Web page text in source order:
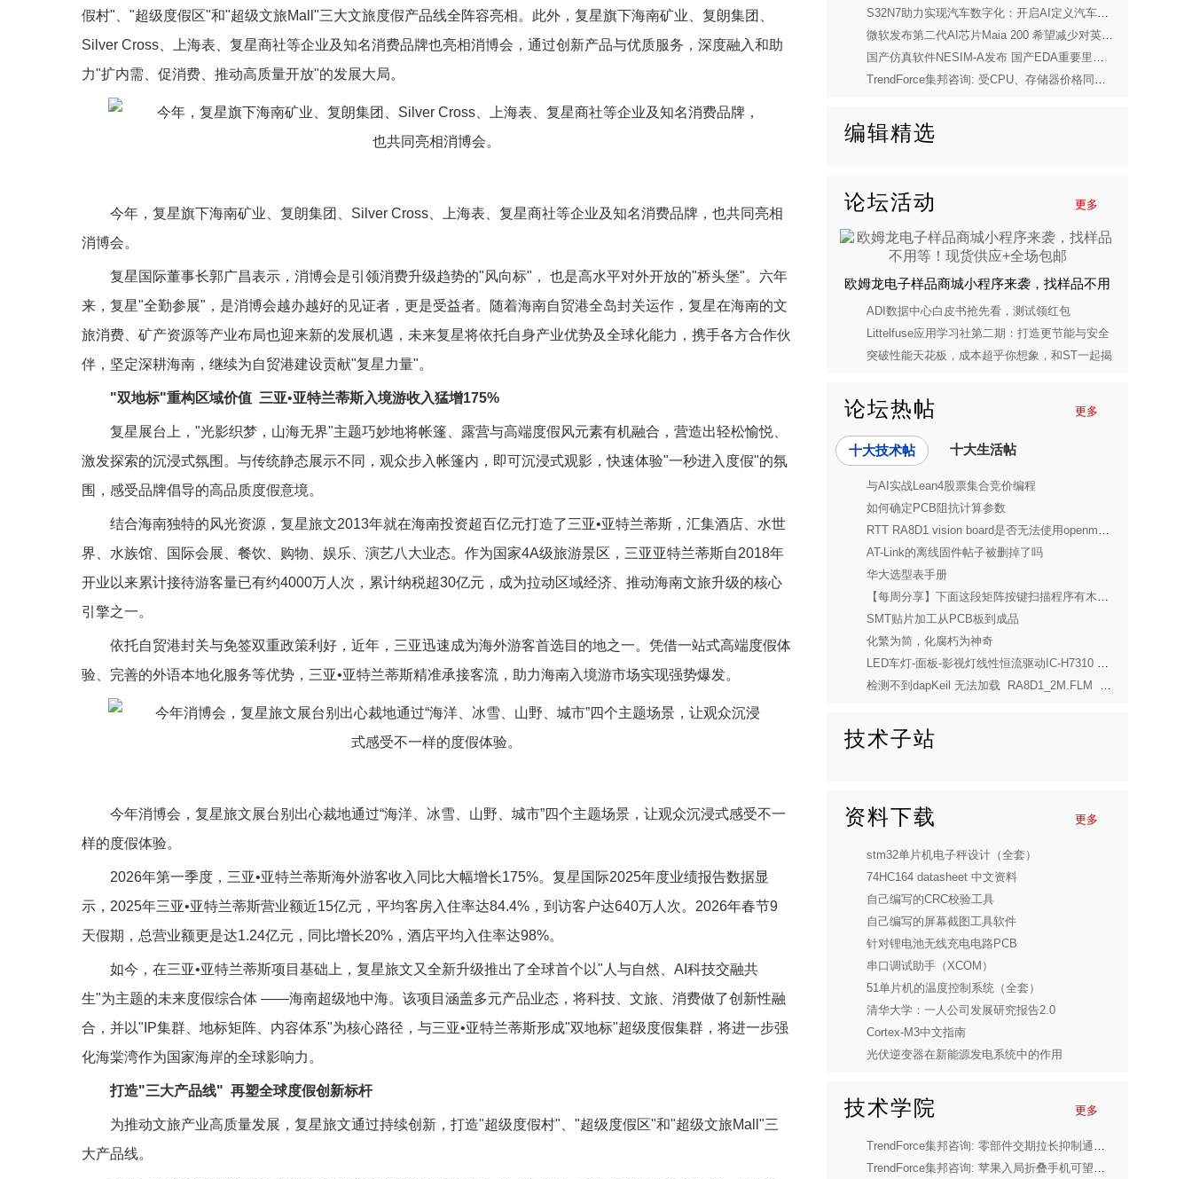
假村"、"超级度假区"和"超级文旅Mall"三大文旅度假产品线全阵容亮相。此外，复星旗下海南矿业、复朗集团、
Silver Cross、上海表、复星商社等企业及知名消费品牌也亮相消博会，通过创新产品与优质服务，深度融入和助
力"扩内需、促消费、推动高质量开放"的发展大局。
今年，复星旗下海南矿业、复朗集团、Silver Cross、上海表、复星商社等企业及知名消费品牌，也共同亮相
消博会。
复星国际董事长郭广昌表示，消博会是引领消费升级趋势的"风向标"， 也是高水平对外开放的"桥头堡"。六年
来，复星"全勤参展"，是消博会越办越好的见证者，更是受益者。随着海南自贸港全岛封关运作，复星在海南的文
旅消费、矿产资源等产业布局也迎来新的发展机遇，未来复星将依托自身产业优势及全球化能力，携手各方合作伙
伴，坚定深耕海南，继续为自贸港建设贡献"复星力量"。
"双地标"重构区域价值 三亚•亚特兰蒂斯入境游收入猛增175%
复星展台上，"光影织梦，山海无界"主题巧妙地将帐篷、露营与高端度假风元素有机融合，营造出轻松愉悦、
激发探索的沉浸式氛围。与传统静态展示不同，观众步入帐篷内，即可沉浸式观影，快速体验"一秒进入度假"的氛
围，感受品牌倡导的高品质度假意境。
结合海南独特的风光资源，复星旅文2013年就在海南投资超百亿元打造了三亚•亚特兰蒂斯，汇集酒店、水世
界、水族馆、国际会展、餐饮、购物、娱乐、演艺八大业态。作为国家4A级旅游景区，三亚亚特兰蒂斯自2018年
开业以来累计接待游客量已有约4000万人次，累计纳税超30亿元，成为拉动区域经济、推动海南文旅升级的核心
引擎之一。
依托自贸港封关与免签双重政策利好，近年，三亚迅速成为海外游客首选目的地之一。凭借一站式高端度假体
验、完善的外语本地化服务等优势，三亚•亚特兰蒂斯精准承接客流，助力海南入境游市场实现强势爆发。
今年消博会，复星旅文展台别出心裁地通过“海洋、冰雪、山野、城市”四个主题场景，让观众沉浸式感受不一
样的度假体验。
2026年第一季度，三亚•亚特兰蒂斯海外游客收入同比大幅增长175%。复星国际2025年度业绩报告数据显
示，2025年三亚•亚特兰蒂斯营业额近15亿元，平均客房入住率达84.4%，到访客户达640万人次。2026年春节9
天假期，总营业额更是达1.24亿元，同比增长20%，酒店平均入住率达98%。
如今，在三亚•亚特兰蒂斯项目基础上，复星旅文又全新升级推出了全球首个以"人与自然、AI科技交融共
生"为主题的未来度假综合体 ——海南超级地中海。该项目涵盖多元产品业态，将科技、文旅、消费做了创新性融
合，并以"IP集群、地标矩阵、内容体系"为核心路径，与三亚•亚特兰蒂斯形成"双地标"超级度假集群，将进一步强
化海棠湾作为国家海岸的全球影响力。
打造"三大产品线" 再塑全球度假创新标杆
为推动文旅产业高质量发展，复星旅文通过持续创新，打造"超级度假村"、"超级度假区"和"超级文旅Mall"三
大产品线。
S32N7助力实现汽车数字化：开启AI定义汽车新时代
微软发布第二代AI芯片Maia 200 希望减少对英伟达依赖
国产仿真软件NESIM-A发布 国产EDA重要里程碑
TrendForce集邦咨询: 受CPU、存储器价格同步上涨压力，预估2026年第一季度笔电出货量将季减14.8%
编辑精选
更多
论坛活动
欧姆龙电子样品商城小程序来袭，找样品不用
等！现货供应+全场包邮
ADI数据中心白皮书抢先看，测试领红包
Littelfuse应用学习社第二期：打造更节能与安全
的消费电子电源解决方案
突破性能天花板，成本超乎你想象，和ST一起揭
更多
论坛热帖
十大技术帖 十大生活帖
与AI实战Lean4股票集合竞价编程
如何确定PCB阻抗计算参数
RTT RA8D1 vision board是否无法使用openmv的image.find_features()函数
AT-Link的离线固件帖子被删掉了吗
华大选型表手册
【每周分享】下面这段矩阵按键扫描程序有木有什么隐患？
SMT贴片加工从PCB板到成品
化繁为简，化腐朽为神奇
LED车灯-面板-影视灯线性恒流驱动IC-H7310 支持2.5-100V宽电压输入 PWM调光
检测不到dapKeil 无法加载 RA8D1_2M.FLM 这个 Flash 烧录算法文件
技术子站
更多
资料下载
stm32单片机电子秤设计（全套）
74HC164 datasheet 中文资料
自己编写的CRC校验工具
自己编写的屏幕截图工具软件
针对锂电池无线充电电路PCB
串口调试助手（XCOM）
51单片机的温度控制系统（全套）
清华大学：一人公司发展研究报告2.0
Cortex-M3中文指南
光伏逆变器在新能源发电系统中的作用
更多
技术学院
TrendForce集邦咨询: 零部件交期拉长抑制通用型服务器成长动能，预估2026年整体服务器出货量年增13%
TrendForce集邦咨询: 苹果入局折叠手机可望拿下近两成市占，应力管理成改善折痕关键